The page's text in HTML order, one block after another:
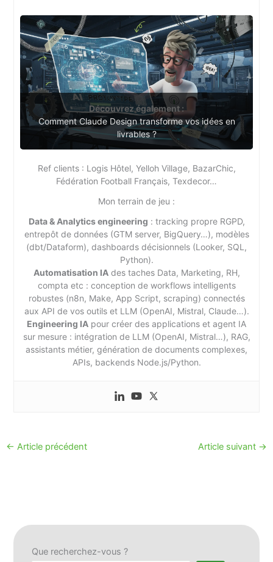
Découvrez également :
Comment Claude Design transforme vos idées en
livrables ?
Ref clients : Logis Hôtel, Yelloh Village, BazarChic,
Fédération Football Français, Texdecor…
Mon terrain de jeu :
Data & Analytics engineering : tracking propre RGPD,
entrepôt de données (GTM server, BigQuery…), modèles
(dbt/Dataform), dashboards décisionnels (Looker, SQL,
Python).
Automatisation IAdes taches Data, Marketing, RH,
compta etc : conception de workflows intelligents
robustes (n8n, Make, App Script, scraping) connectés
aux API de vos outils et LLM (OpenAI, Mistral, Claude…).
Engineering IA pour créer des applications et agent IA
sur mesure : intégration de LLM (OpenAI, Mistral…), RAG,
assistants métier, génération de documents complexes,
APIs, backends Node.js/Python.
← Article précédent Article suivant →
Que recherchez-vous ?